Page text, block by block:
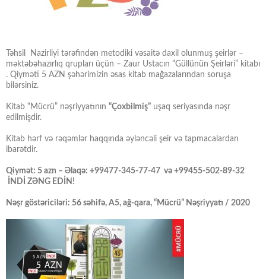
Təhsil Nazirliyi tərəfindən metodiki vəsaitə daxil olunmuş şeirlər –
məktəbəhazırlıq qrupları üçün – Zaur Ustacın “Güllünün Şeirləri” kitabı
. Qiyməti 5 AZN şəhərimizin əsas kitab mağazalarından soruşa
bilərsiniz.
Kitab “Mücrü” nəşriyyatının “Çoxbilmiş” uşaq seriyasında nəşr
edilmişdir.
Kitab hərf və rəqəmlər haqqında əyləncəli şeir və tapmacalardan
ibarətdir.
Qiymət: 5 azn – Əlaqə: +99477-345-77-47 və +99455-502-89-32
İNDİ ZƏNG EDİN!
Nəşr göstəriciləri: 56 səhifə, A5, ağ-qara, “Mücrü” Nəşriyyatı / 2020